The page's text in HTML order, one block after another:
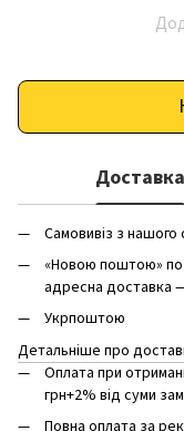
Доставка
Самовивіз з
«Новою поштою» по
адресна доставка
Укрпоштою
Детальніше про
Оплата при
грн+2% від суми